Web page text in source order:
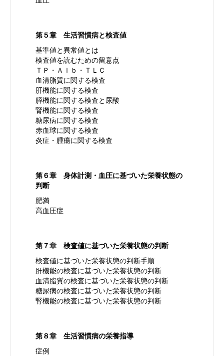
第５章 生活習慣病と検査値
基準値と異常値とは
検査値を読むための留意点
ＴＰ・Ａｌｂ・ＴＬＣ
血清脂質に関する検査
肝機能に関する検査
膵機能に関する検査と尿酸
腎機能に関する検査
糖尿病に関する検査
赤血球に関する検査
炎症・腫瘍に関する検査
第６章 身体計測・血圧に基づいた栄養状態の
判断
肥満
高血圧症
第７章 検査値に基づいた栄養状態の判断
検査値に基づいた栄養状態の判断手順
肝機能の検査に基づいた栄養状態の判断
血清脂質の検査に基づいた栄養状態の判断
糖尿病の検査に基づいた栄養状態の判断
腎機能の検査に基づいた栄養状態の判断
第８章 生活習慣病の栄養指導
症例